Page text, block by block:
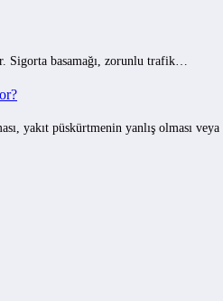
Sigorta basamağı, zorunlu trafik…
yakıt püskürtmenin yanlış olması